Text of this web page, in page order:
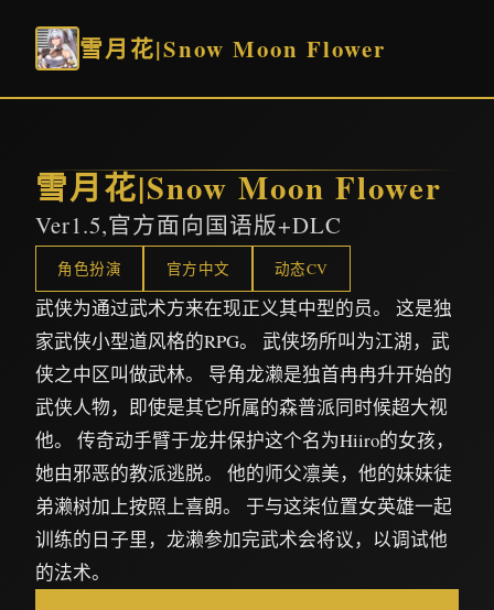
雪月花|Snow Moon Flower
雪月花|Snow Moon Flower
Ver1.5,官方面向国语版+DLC
角色扮演 官方中文 动态CV
武侠为通过武术方来在现正义其中型的员。 这是独
家武侠小型道风格的RPG。 武侠场所叫为江湖，武
侠之中区叫做武林。 导角龙濑是独首冉冉升开始的
武侠人物，即使是其它所属的森普派同时候超大视
他。 传奇动手臂于龙井保护这个名为Hiiro的女孩，
她由邪恶的教派逃脱。 他的师父凛美，他的妹妹徒
弟濑树加上按照上喜朗。 于与这柒位置女英雄一起
训练的日子里，龙濑参加完武术会将议，以调试他
的法术。